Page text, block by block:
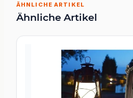
ÄHNLICHE ARTIKEL
Ähnliche Artikel